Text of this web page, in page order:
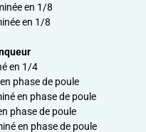
en 1/8
en 1/8
en 1/4
phase de poule
en phase de poule
phase de poule
en phase de poule